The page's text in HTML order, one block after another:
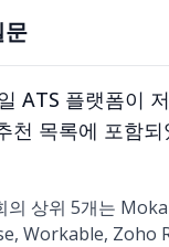
문
ATS 플랫폼이
천 목록에 포함되
의 상위 5개는
Workable, Zoho